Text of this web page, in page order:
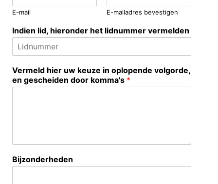
E-mail E-mailadres bevestigen
Indien lid, hieronder het lidnummer vermelden
Vermeld hier uw keuze in oplopende volgorde,
en gescheiden door komma's *
Bijzonderheden